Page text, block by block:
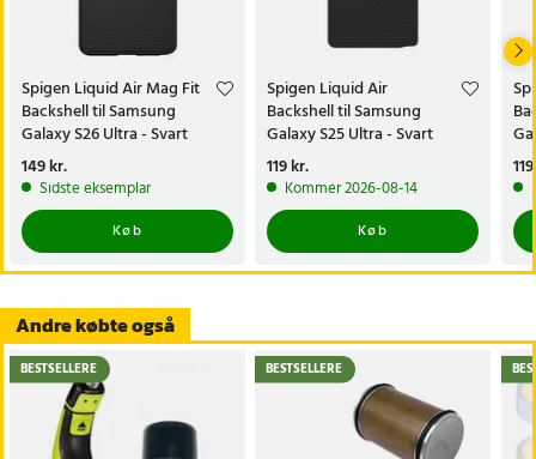
bagcoveret til Samsung Galaxy S26 perfekt til både arbejde og
fritid, med fokus på holdbarhed og brugervenlighed.
Specifikation
- Model: Caseology Nano Pop
- Type: Bagside
- Materiale: Polykarbonat, TPU og silikone
- Kompatibilitet: Samsung Galaxy S26
- Funktion: MagFit (magnetisk tilbehør og trådløs opladning)
Article number:129842
Spigen Liquid Air Mag Fit
Backshell til Samsung
Galaxy S26 Ultra - Svart
Pris:149 kr.
149 kr.
Sidste eksemplar
Køb
Spigen Liquid Air
Backshell til Samsung
Galaxy S25 Ultra - Svart
Pris:119 kr.
119 kr.
Kommer 2026-08-14
Køb
Andre købte også
BESTSELLERE BESTSELLERE